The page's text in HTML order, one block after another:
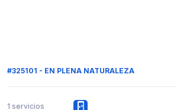
#325101 - EN PLENA NATURALEZA
1 servicios